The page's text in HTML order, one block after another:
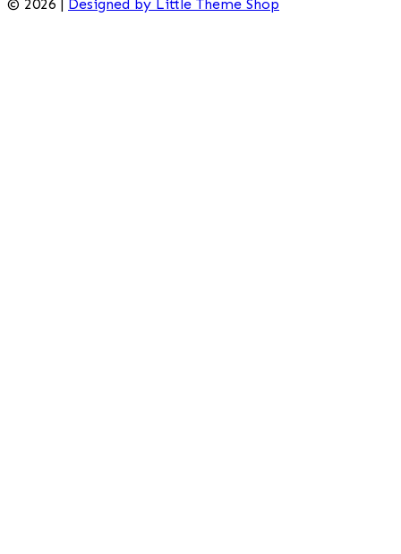
© 2026 | Designed by Little Theme Shop